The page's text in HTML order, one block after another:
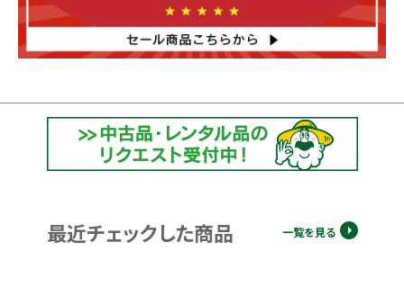
最近チェックした商品 一覧を見る